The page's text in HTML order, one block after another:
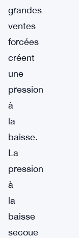
grandes
ventes
forcées
créent
une
pression
à
la
baisse.
La
pression
à
la
baisse
secoue